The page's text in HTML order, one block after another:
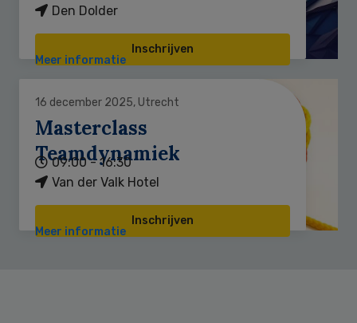
Den Dolder
Inschrijven
Meer informatie
16 december 2025, Utrecht
Masterclass
Teamdynamiek
09:00 - 16:30
Van der Valk Hotel
Inschrijven
Meer informatie